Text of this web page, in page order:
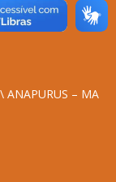
– MA